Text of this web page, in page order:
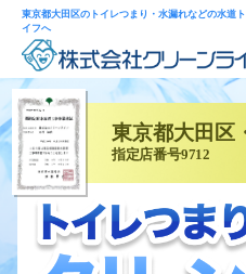
東京都大田区のトイレつまり・水漏れなどの水道
イフへ
東京都大田区
指定店番号9712